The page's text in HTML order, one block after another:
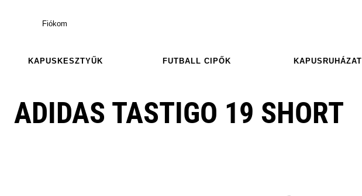
Fiókom
KAPUSKESZTYŰK FUTBALL CIPŐK KAPUSRUHÁZAT
ADIDAS TASTIGO 19 SHORT